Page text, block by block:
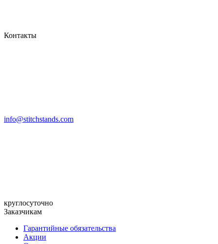
Контакты
info@stitchstands.com
круглосуточно
Заказчикам
Гарантийные обязательства
Акции